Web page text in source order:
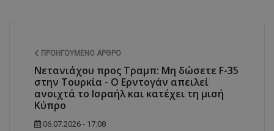
ΠΡΟΗΓΟΎΜΕΝΟ ΆΡΘΡΟ
Νετανιάχου προς Τραμπ: Μη δώσετε F-35
στην Τουρκία - Ο Ερντογάν απειλεί
ανοιχτά το Ισραήλ και κατέχει τη μισή
Κύπρο
06.07.2026 - 17:08